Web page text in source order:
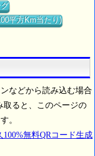
平方Km当たり)
などから読み込む場合
取ると、このページの
。
100%無料QRコード生成